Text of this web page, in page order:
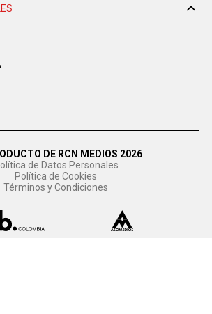
DE RCN MEDIOS 2026
de Datos Personales
Política de Cookies
Términos y Condiciones